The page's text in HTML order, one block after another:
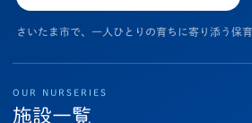
さいたま市で、一人ひとりの育ちに寄り添う保
OUR NURSERIES
施設一覧